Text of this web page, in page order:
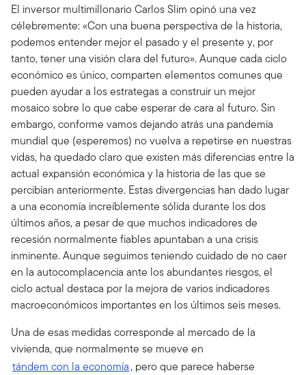
El inversor multimillonario Carlos Slim opinó una vez
célebremente: «Con una buena perspectiva de la historia,
podemos entender mejor el pasado y el presente y, por
tanto, tener una visión clara del futuro». Aunque cada ciclo
económico es único, comparten elementos comunes que
pueden ayudar a los estrategas a construir un mejor
mosaico sobre lo que cabe esperar de cara al futuro. Sin
embargo, conforme vamos dejando atrás una pandemia
mundial que (esperemos) no vuelva a repetirse en nuestras
vidas, ha quedado claro que existen más diferencias entre la
actual expansión económica y la historia de las que se
percibían anteriormente. Estas divergencias han dado lugar
a una economía increíblemente sólida durante los dos
últimos años, a pesar de que muchos indicadores de
recesión normalmente fiables apuntaban a una crisis
inminente. Aunque seguimos teniendo cuidado de no caer
en la autocomplacencia ante los abundantes riesgos, el
ciclo actual destaca por la mejora de varios indicadores
macroeconómicos importantes en los últimos seis meses.
Una de esas medidas corresponde al mercado de la
vivienda, que normalmente se mueve en
tándem con la economía, pero que parece haberse